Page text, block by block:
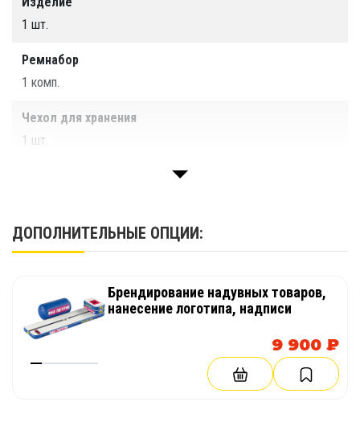
1 шт.
Ремнабор
1 комп.
Чехол для хранения
1 шт.
ДОПОЛНИТЕЛЬНЫЕ ОПЦИИ:
Брендирование надувных товаров,
нанесение логотипа, надписи
9 900 ₽